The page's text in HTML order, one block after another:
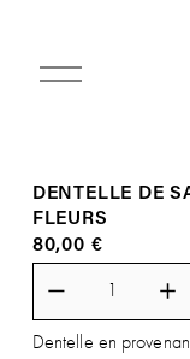
O
r
l
e
m
e
n
u
DENTELLE DE
FLEURS
80,00 €
Dentelle en